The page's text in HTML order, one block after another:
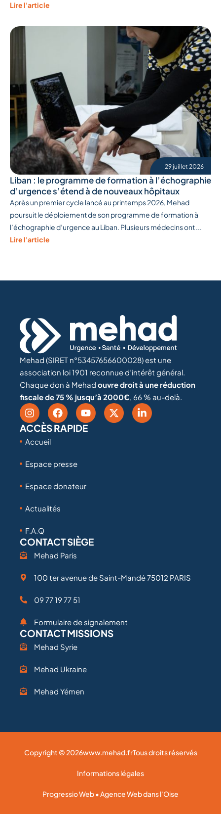
Lire l'article
29 juillet 2026
Liban : le programme de formation à l’échographie
d’urgence s’étend à de nouveaux hôpitaux
Après un premier cycle lancé au printemps 2026, Mehad
poursuit le déploiement de son programme de formation à
l’échographie d’urgence au Liban. Plusieurs médecins ont ...
Lire l'article
Mehad (SIRET n°53457656600028) est une
association loi 1901 reconnue d’intérêt général.
Chaque don à Mehad ouvre droit à une réduction
fiscale de 75 % jusqu’à 2000€, 66 % au-delà.
ACCÈS RAPIDE
Accueil
Espace presse
Espace donateur
Actualités
F.A.Q
CONTACT SIÈGE
Mehad Paris
100 ter avenue de Saint-Mandé 75012 PARIS
09 77 19 77 51
Formulaire de signalement
CONTACT MISSIONS
Mehad Syrie
Mehad Ukraine
Mehad Yémen
Copyright © 2026www.mehad.frTous droits réservés
Informations légales
Progressio Web • Agence Web dans l'Oise